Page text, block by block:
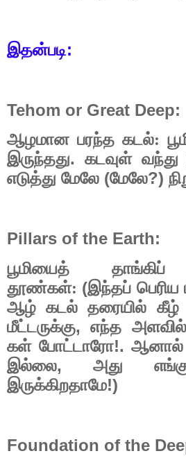
இதன்படி:
Tehom or Great Deep:
ஆழமான பரந்த கடல்:
இருந்தது. கடவுள் வந்து
எடுத்து மேலே (மேலே?)
Pillars of the Earth:
பூமியைத் தாங்கிப்
தூண்கள்: (இந்தப் பெரிய
ஆழ் கடல் தரையில் கீழ்
மீட்டருக்கு,எந்த அளவில்
கள் போட்டாரோ!. ஆனால்
இல்லை, அது
இருக்கிறதாமே!)
Foundation of the